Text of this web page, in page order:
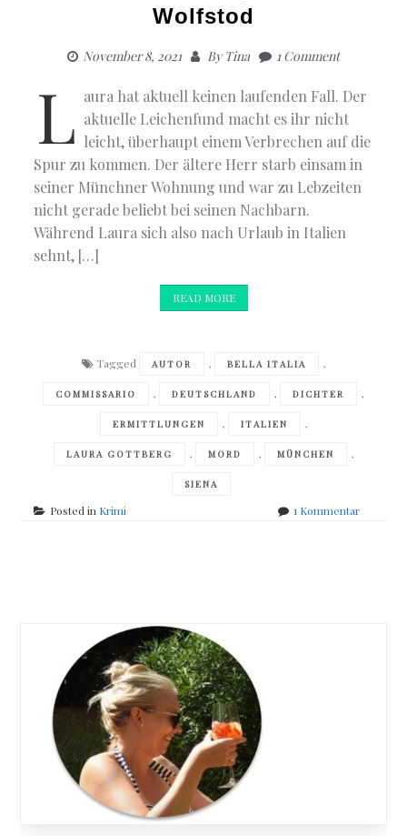
Wolfstod
November 8, 2021 ByTina 1 Comment
L aura hat aktuell keinen laufenden Fall. Der
aktuelle Leichenfund macht es ihr nicht
leicht, überhaupt einem Verbrechen auf die
Spur zu kommen. Der ältere Herr starb einsam in
seiner Münchner Wohnung und war zu Lebzeiten
nicht gerade beliebt bei seinen Nachbarn.
Während Laura sich also nach Urlaub in Italien
sehnt, […]
READ MORE
Tagged AUTOR , BELLA ITALIA ,
COMMISSARIO , DEUTSCHLAND , DICHTER ,
ERMITTLUNGEN , ITALIEN ,
LAURA GOTTBERG , MORD , MÜNCHEN ,
SIENA
Posted in Krimi 1 Kommentarzu
navigation